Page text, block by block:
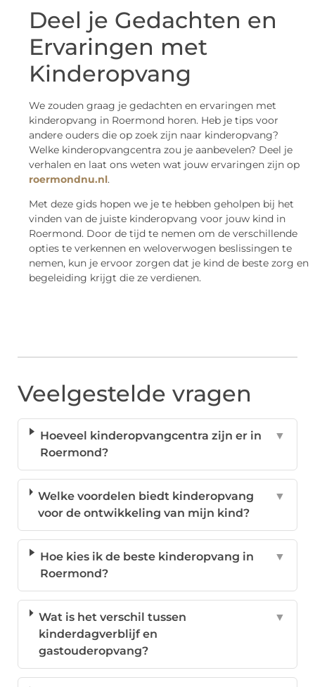
Deel je Gedachten en
Ervaringen met
Kinderopvang
We zouden graag je gedachten en ervaringen met
kinderopvang in Roermond horen. Heb je tips voor
andere ouders die op zoek zijn naar kinderopvang?
Welke kinderopvangcentra zou je aanbevelen? Deel je
verhalen en laat ons weten wat jouw ervaringen zijn op
roermondnu.nl.
Met deze gids hopen we je te hebben geholpen bij het
vinden van de juiste kinderopvang voor jouw kind in
Roermond. Door de tijd te nemen om de verschillende
opties te verkennen en weloverwogen beslissingen te
nemen, kun je ervoor zorgen dat je kind de beste zorg en
begeleiding krijgt die ze verdienen.
Veelgestelde vragen
Hoeveel kinderopvangcentra zijn er in
Roermond?
▼
Welke voordelen biedt kinderopvang
voor de ontwikkeling van mijn kind?
▼
Hoe kies ik de beste kinderopvang in
Roermond?
▼
Wat is het verschil tussen
kinderdagverblijf en
gastouderopvang?
▼